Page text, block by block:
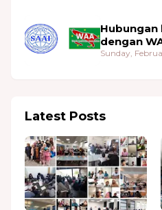
Hubungan
dengan
Sunday,
Latest Posts